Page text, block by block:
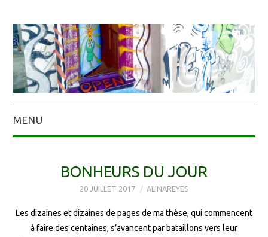
MENU
BONHEURS DU JOUR
20 JUILLET 2017 ALINAREYES
Les dizaines et dizaines de pages de ma thèse, qui commencent
à faire des centaines, s’avancent par bataillons vers leur